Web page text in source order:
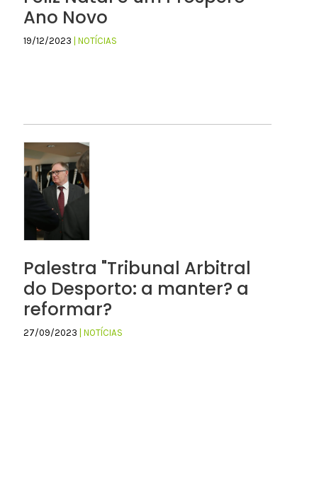
Ano Novo
19/12/2023 | NOTÍCIAS
Palestra "Tribunal Arbitral
do Desporto: a manter? a
reformar?
27/09/2023 | NOTÍCIAS